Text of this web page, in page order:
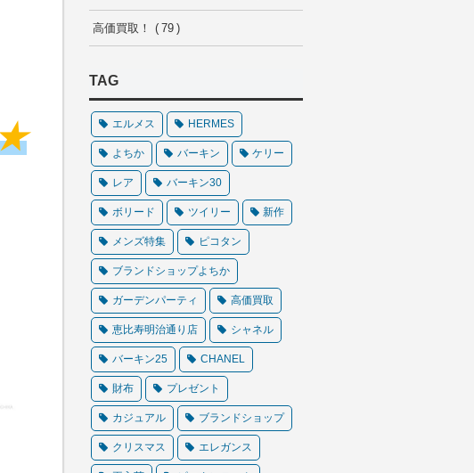
高価買取！ 79
TAG
エルメス HERMES
よちか バーキン ケリー
レア バーキン30
ボリード ツイリー 新作
メンズ特集 ピコタン
ブランドショップよちか
ガーデンパーティ 高価買取
恵比寿明治通り店 シャネル
バーキン25 CHANEL
財布 プレゼント
カジュアル ブランドショップ
クリスマス エレガンス